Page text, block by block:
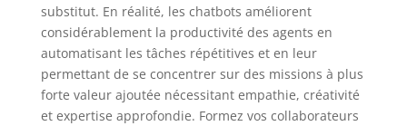
substitut. En réalité, les chatbots améliorent
considérablement la productivité des agents en
automatisant les tâches répétitives et en leur
permettant de se concentrer sur des missions à plus
forte valeur ajoutée nécessitant empathie, créativité
et expertise approfondie. Formez vos collaborateurs